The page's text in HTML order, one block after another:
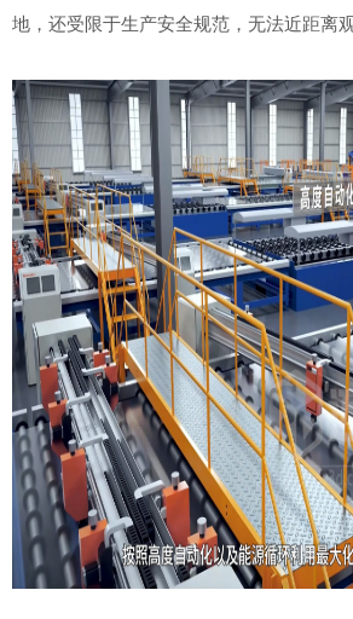
地，还受限于生产安全规范，无法近距离